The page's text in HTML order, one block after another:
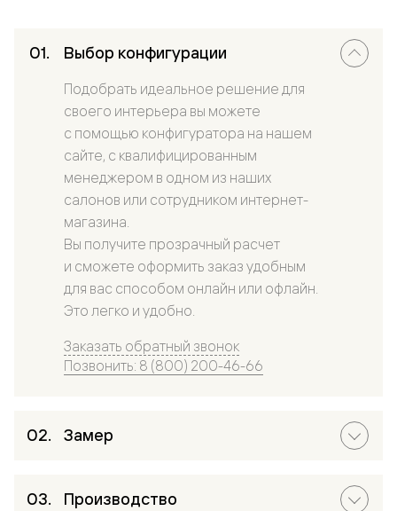
Выбор конфигурации
Подобрать идеальное решение для
своего интерьера вы можете
с помощью конфигуратора на нашем
сайте, с квалифицированным
менеджером в одном из наших
салонов или сотрудником интернет-
магазина.
Вы получите прозрачный расчет
и сможете оформить заказ удобным
для вас способом онлайн или офлайн.
Это легко и удобно.
Заказать обратный звонок
Позвонить: 8 (800) 200-46-66
Замер
Производство